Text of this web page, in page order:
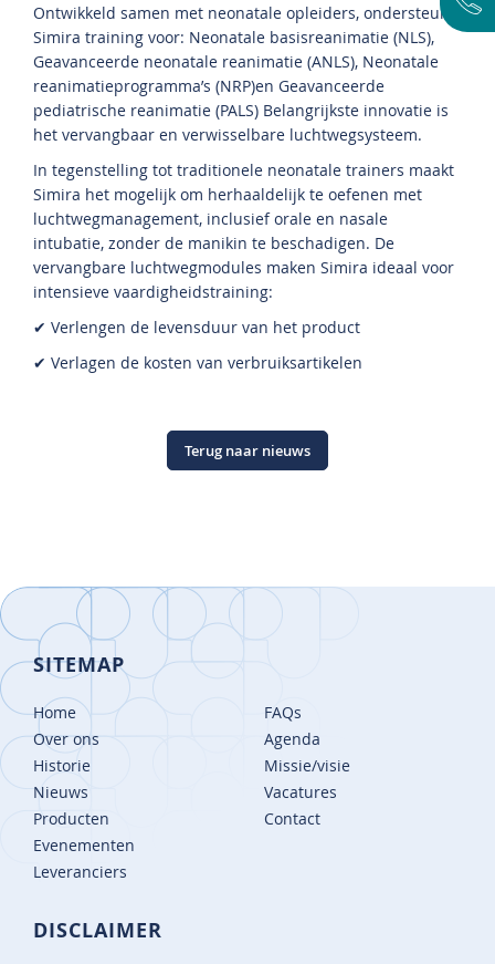
Ontwikkeld samen met neonatale opleiders, ondersteunt
Simira training voor: Neonatale basisreanimatie (NLS),
Geavanceerde neonatale reanimatie (ANLS), Neonatale
reanimatieprogramma’s (NRP)en Geavanceerde
pediatrische reanimatie (PALS) Belangrijkste innovatie is
het vervangbaar en verwisselbare luchtwegsysteem.
In tegenstelling tot traditionele neonatale trainers maakt
Simira het mogelijk om herhaaldelijk te oefenen met
luchtwegmanagement, inclusief orale en nasale
intubatie, zonder de manikin te beschadigen. De
vervangbare luchtwegmodules maken Simira ideaal voor
intensieve vaardigheidstraining:
✔ Verlengen de levensduur van het product
✔ Verlagen de kosten van verbruiksartikelen
Terug naar nieuws
SITEMAP
Home
Over ons
Historie
Nieuws
Producten
Evenementen
Leveranciers
FAQs
Agenda
Missie/visie
Vacatures
Contact
DISCLAIMER